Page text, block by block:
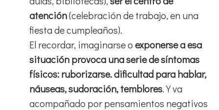
atención(celebración de trabajo, en una
fiesta de cumpleaños).
El recordar, imaginarse oexponerse a esa
situación provoca una serie de síntomas
físicos: ruborizarse. dificultad para hablar,
náuseas, sudoración, temblores. Y va
acompañado por pensamientos negativos